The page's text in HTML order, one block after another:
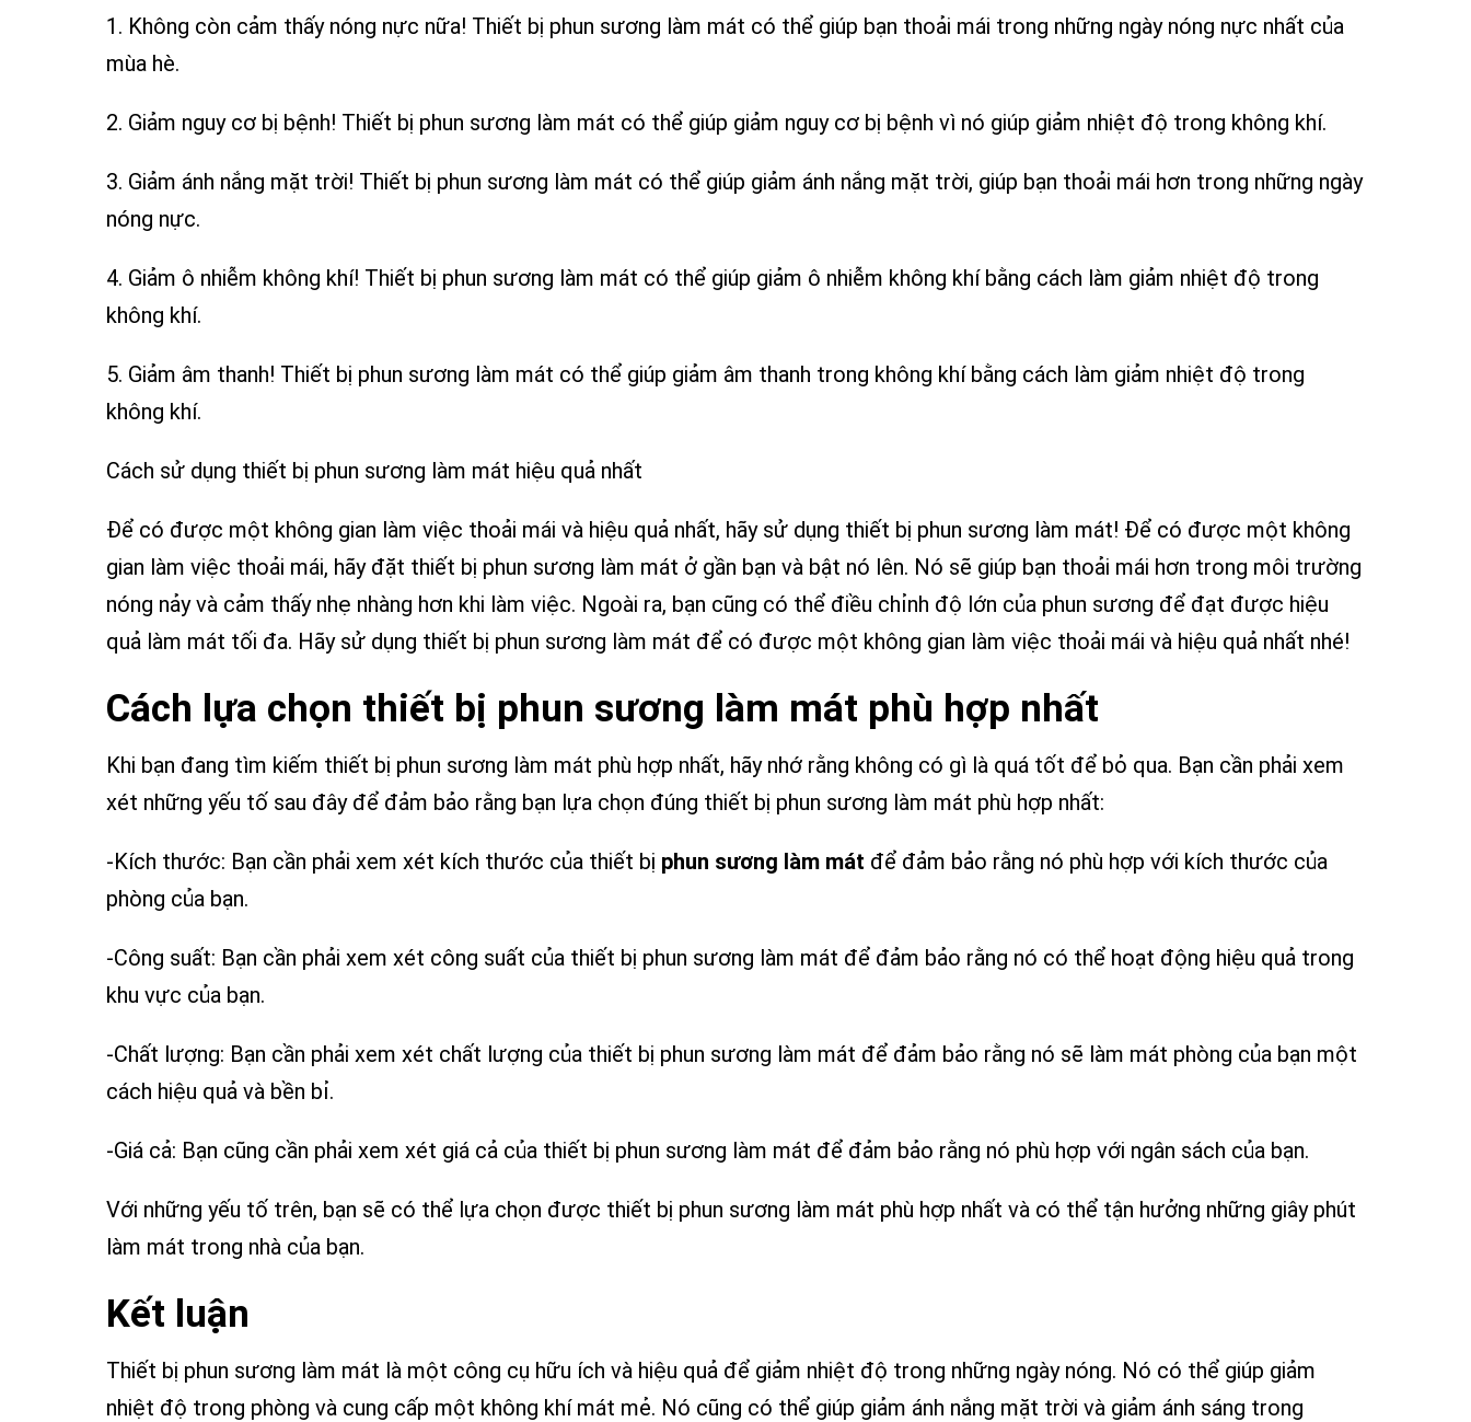
1. Không còn cảm thấy nóng nực nữa! Thiết bị phun sương làm mát có thể giúp bạn thoải mái trong những ngày nóng nực nhất của
mùa hè.
2. Giảm nguy cơ bị bệnh! Thiết bị phun sương làm mát có thể giúp giảm nguy cơ bị bệnh vì nó giúp giảm nhiệt độ trong không khí.
3. Giảm ánh nắng mặt trời! Thiết bị phun sương làm mát có thể giúp giảm ánh nắng mặt trời, giúp bạn thoải mái hơn trong những ngày
nóng nực.
4. Giảm ô nhiễm không khí! Thiết bị phun sương làm mát có thể giúp giảm ô nhiễm không khí bằng cách làm giảm nhiệt độ trong
không khí.
5. Giảm âm thanh! Thiết bị phun sương làm mát có thể giúp giảm âm thanh trong không khí bằng cách làm giảm nhiệt độ trong
không khí.
Cách sử dụng thiết bị phun sương làm mát hiệu quả nhất
Để có được một không gian làm việc thoải mái và hiệu quả nhất, hãy sử dụng thiết bị phun sương làm mát! Để có được một không
gian làm việc thoải mái, hãy đặt thiết bị phun sương làm mát ở gần bạn và bật nó lên. Nó sẽ giúp bạn thoải mái hơn trong môi trường
nóng nảy và cảm thấy nhẹ nhàng hơn khi làm việc. Ngoài ra, bạn cũng có thể điều chỉnh độ lớn của phun sương để đạt được hiệu
quả làm mát tối đa. Hãy sử dụng thiết bị phun sương làm mát để có được một không gian làm việc thoải mái và hiệu quả nhất nhé!
Cách lựa chọn thiết bị phun sương làm mát phù hợp nhất
Khi bạn đang tìm kiếm thiết bị phun sương làm mát phù hợp nhất, hãy nhớ rằng không có gì là quá tốt để bỏ qua. Bạn cần phải xem
xét những yếu tố sau đây để đảm bảo rằng bạn lựa chọn đúng thiết bị phun sương làm mát phù hợp nhất:
-Kích thước: Bạn cần phải xem xét kích thước của thiết bị phun sương làm mát để đảm bảo rằng nó phù hợp với kích thước của
phòng của bạn.
-Công suất: Bạn cần phải xem xét công suất của thiết bị phun sương làm mát để đảm bảo rằng nó có thể hoạt động hiệu quả trong
khu vực của bạn.
-Chất lượng: Bạn cần phải xem xét chất lượng của thiết bị phun sương làm mát để đảm bảo rằng nó sẽ làm mát phòng của bạn một
cách hiệu quả và bền bỉ.
-Giá cả: Bạn cũng cần phải xem xét giá cả của thiết bị phun sương làm mát để đảm bảo rằng nó phù hợp với ngân sách của bạn.
Với những yếu tố trên, bạn sẽ có thể lựa chọn được thiết bị phun sương làm mát phù hợp nhất và có thể tận hưởng những giây phút
làm mát trong nhà của bạn.
Kết luận
Thiết bị phun sương làm mát là một công cụ hữu ích và hiệu quả để giảm nhiệt độ trong những ngày nóng. Nó có thể giúp giảm
nhiệt độ trong phòng và cung cấp một không khí mát mẻ. Nó cũng có thể giúp giảm ánh nắng mặt trời và giảm ánh sáng trong